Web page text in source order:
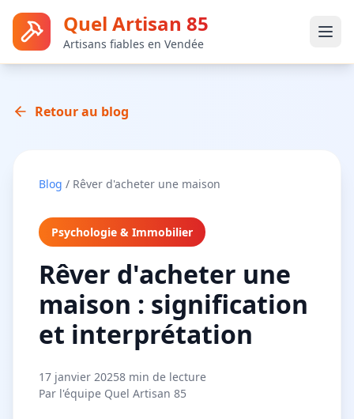
Quel Artisan 85
Artisans fiables en Vendée
Retour au blog
Blog / Rêver d'acheter une maison
Psychologie & Immobilier
Rêver d'acheter une
maison : signification
et interprétation
17 janvier 20258 min de lecture
Par l'équipe Quel Artisan 85